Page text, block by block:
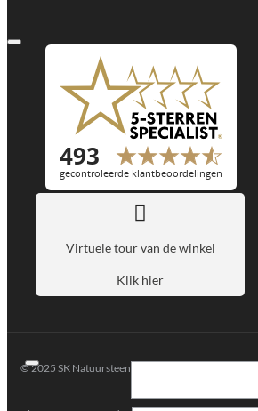
Virtuele tour van de winkel
Klik hier
© 2025 SK Natuursteen